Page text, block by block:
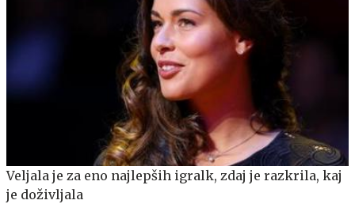
Veljala je za eno najlepših igralk, zdaj je razkrila, kaj
je doživljala